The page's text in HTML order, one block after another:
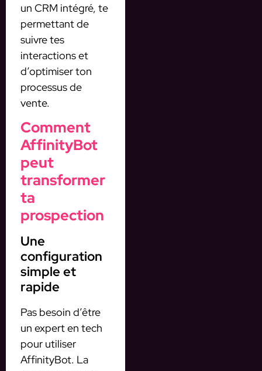
un CRM intégré, te
permettant de
suivre tes
interactions et
d’optimiser ton
processus de
vente.
Comment
AffinityBot
peut
transformer
ta
prospection
Une
configuration
simple et
rapide
Pas besoin d’être
un expert en tech
pour utiliser
AffinityBot. La